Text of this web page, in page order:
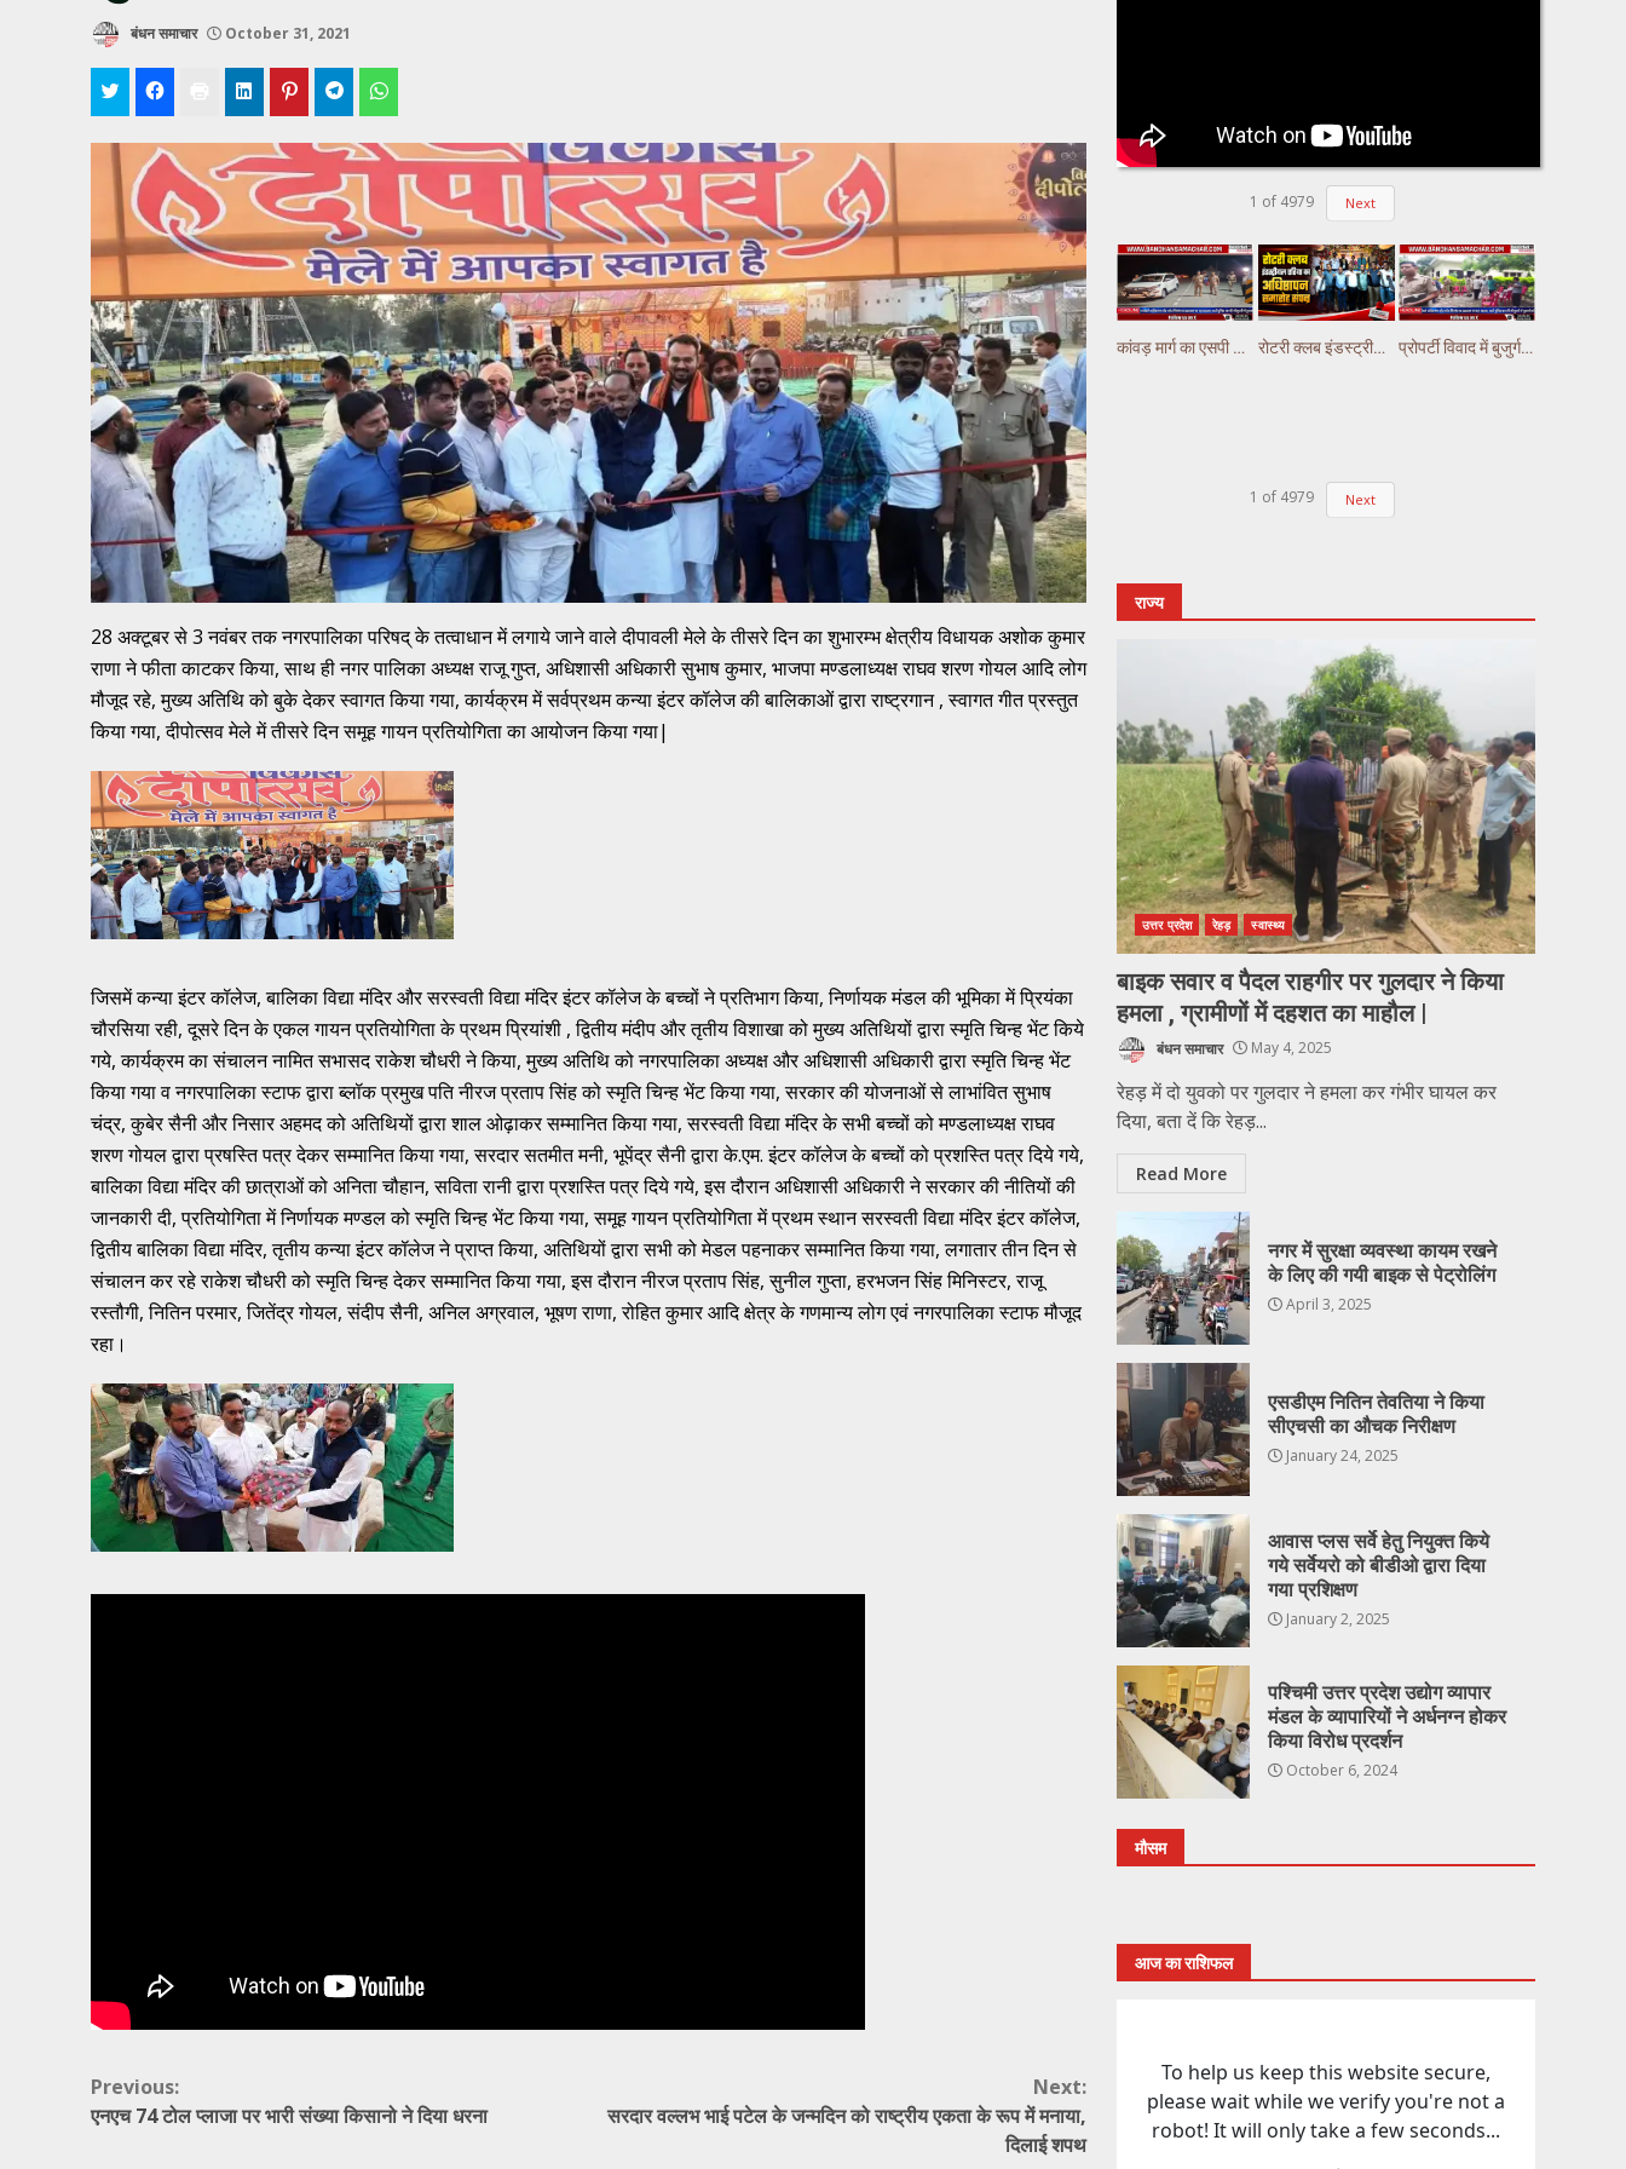
बंधन समाचार October 31, 2021
28 अक्टूबर से 3 नवंबर तक नगरपालिका परिषद् के तत्वाधान में लगाये जाने वाले दीपावली मेले के तीसरे दिन का शुभारम्भ क्षेत्रीय विधायक अशोक कुमार
राणा ने फीता काटकर किया, साथ ही नगर पालिका अध्यक्ष राजू गुप्त, अधिशासी अधिकारी सुभाष कुमार, भाजपा मण्डलाध्यक्ष राघव शरण गोयल आदि लोग
मौजूद रहे, मुख्य अतिथि को बुके देकर स्वागत किया गया, कार्यक्रम में सर्वप्रथम कन्या इंटर कॉलेज की बालिकाओं द्वारा राष्ट्रगान , स्वागत गीत प्रस्तुत
किया गया, दीपोत्सव मेले में तीसरे दिन समूह गायन प्रतियोगिता का आयोजन किया गया|
जिसमें कन्या इंटर कॉलेज, बालिका विद्या मंदिर और सरस्वती विद्या मंदिर इंटर कॉलेज के बच्चों ने प्रतिभाग किया, निर्णायक मंडल की भूमिका में प्रियंका
चौरसिया रही, दूसरे दिन के एकल गायन प्रतियोगिता के प्रथम प्रियांशी , द्वितीय मंदीप और तृतीय विशाखा को मुख्य अतिथियों द्वारा स्मृति चिन्ह भेंट किये
गये, कार्यक्रम का संचालन नामित सभासद राकेश चौधरी ने किया, मुख्य अतिथि को नगरपालिका अध्यक्ष और अधिशासी अधिकारी द्वारा स्मृति चिन्ह भेंट
किया गया व नगरपालिका स्टाफ द्वारा ब्लॉक प्रमुख पति नीरज प्रताप सिंह को स्मृति चिन्ह भेंट किया गया, सरकार की योजनाओं से लाभांवित सुभाष
चंद्र, कुबेर सैनी और निसार अहमद को अतिथियों द्वारा शाल ओढ़ाकर सम्मानित किया गया, सरस्वती विद्या मंदिर के सभी बच्चों को मण्डलाध्यक्ष राघव
शरण गोयल द्वारा प्रषस्ति पत्र देकर सम्मानित किया गया, सरदार सतमीत मनी, भूपेंद्र सैनी द्वारा के.एम. इंटर कॉलेज के बच्चों को प्रशस्ति पत्र दिये गये,
बालिका विद्या मंदिर की छात्राओं को अनिता चौहान, सविता रानी द्वारा प्रशस्ति पत्र दिये गये, इस दौरान अधिशासी अधिकारी ने सरकार की नीतियों की
जानकारी दी, प्रतियोगिता में निर्णायक मण्डल को स्मृति चिन्ह भेंट किया गया, समूह गायन प्रतियोगिता में प्रथम स्थान सरस्वती विद्या मंदिर इंटर कॉलेज,
द्वितीय बालिका विद्या मंदिर, तृतीय कन्या इंटर कॉलेज ने प्राप्त किया, अतिथियों द्वारा सभी को मेडल पहनाकर सम्मानित किया गया, लगातार तीन दिन से
संचालन कर रहे राकेश चौधरी को स्मृति चिन्ह देकर सम्मानित किया गया, इस दौरान नीरज प्रताप सिंह, सुनील गुप्ता, हरभजन सिंह मिनिस्टर, राजू
रस्तौगी, नितिन परमार, जितेंद्र गोयल, संदीप सैनी, अनिल अग्रवाल, भूषण राणा, रोहित कुमार आदि क्षेत्र के गणमान्य लोग एवं नगरपालिका स्टाफ मौजूद
रहा।
Continue
Previous:
एनएच 74 टोल प्लाजा पर भारी संख्या किसानो ने दिया धरना
Next:
सरदार वल्लभ भाई पटेल के जन्मदिन को राष्ट्रीय एकता के रूप में मनाया,
दिलाई शपथ
1 of 4979 Next
कांवड़ मार्ग का एसपी अभिषेक झा ने किया निरीक्षण,पुलिस ड्यूटी पर तैनात अस्थाई चौकियो का किया निरीक्षण रोटरी क्लब इंडस्ट्रीयल एरिया का अधिष्ठापन समारोह संपन्न || प्रोपर्टी विवाद में बुजुर्ग की हत्या की आंशका, चेहरे पर मिले चोट के निशान ||
1 of 4979 Next
राज्य
उत्तर प्रदेश रेहड़ स्वास्थ्य
बाइक सवार व पैदल राहगीर पर गुलदार ने किया
हमला , ग्रामीणों में दहशत का माहौल |
बंधन समाचार May 4, 2025
रेहड़ में दो युवको पर गुलदार ने हमला कर गंभीर घायल कर
दिया, बता दें कि रेहड़...
Read More
नगर में सुरक्षा व्यवस्था कायम रखने
के लिए की गयी बाइक से पेट्रोलिंग
April 3, 2025
एसडीएम नितिन तेवतिया ने किया
सीएचसी का औचक निरीक्षण
January 24, 2025
आवास प्लस सर्वे हेतु नियुक्त किये
गये सर्वेयरो को बीडीओ द्वारा दिया
गया प्रशिक्षण
January 2, 2025
पश्चिमी उत्तर प्रदेश उद्योग व्यापार
मंडल के व्यापारियों ने अर्धनग्न होकर
किया विरोध प्रदर्शन
October 6, 2024
मौसम
आज का राशिफल